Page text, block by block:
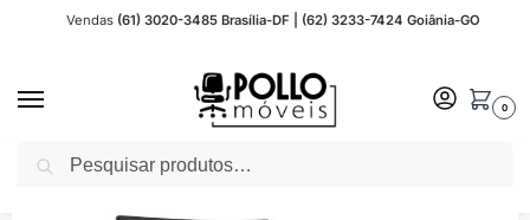
Vendas (61) 3020-3485 Brasília-DF | (62) 3233-7424 Goiânia-GO
0
Início Cadeira Escritório / Cadeira Tela